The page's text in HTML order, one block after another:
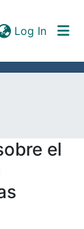
Log In
el